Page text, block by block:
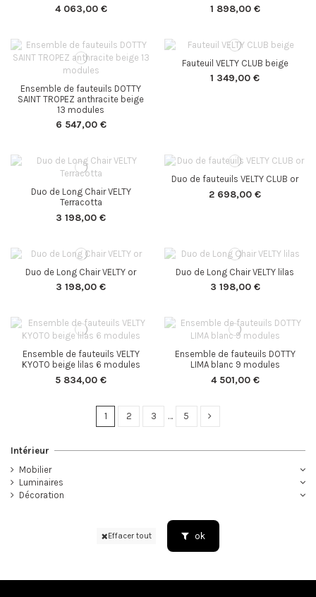
4 063,00 € 1 898,00 €
Ensemble de fauteuils DOTTY
SAINT TROPEZ anthracite beige
13 modules
6 547,00 €
Fauteuil VELTY CLUB beige
1 349,00 €
Duo de Long Chair VELTY
Terracotta
3 198,00 €
Duo de fauteuils VELTY CLUB or
2 698,00 €
Duo de Long Chair VELTY or
3 198,00 €
Duo de Long Chair VELTY lilas
3 198,00 €
Ensemble de fauteuils VELTY
KYOTO beige lilas 6 modules
5 834,00 €
Ensemble de fauteuils DOTTY
LIMA blanc 9 modules
4 501,00 €
1 2 3 … 5
Intérieur
Mobilier
Luminaires
Décoration
Effacer tout ok